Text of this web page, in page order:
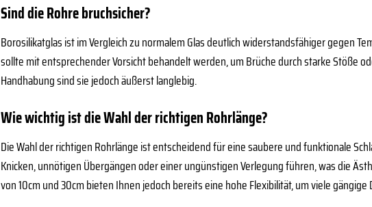
Sind die Rohre bruchsicher?
Borosilikatglas ist im Vergleich zu normalem Glas deutlich widerstandsfähiger gegen
sollte mit entsprechender Vorsicht behandelt werden, um Brüche durch starke Stöße
Handhabung sind sie jedoch äußerst langlebig.
Wie wichtig ist die Wahl der richtigen Rohrlänge?
Die Wahl der richtigen Rohrlänge ist entscheidend für eine saubere und funktionale
Knicken, unnötigen Übergängen oder einer ungünstigen Verlegung führen, was die
von 10cm und 30cm bieten Ihnen jedoch bereits eine hohe Flexibilität, um viele